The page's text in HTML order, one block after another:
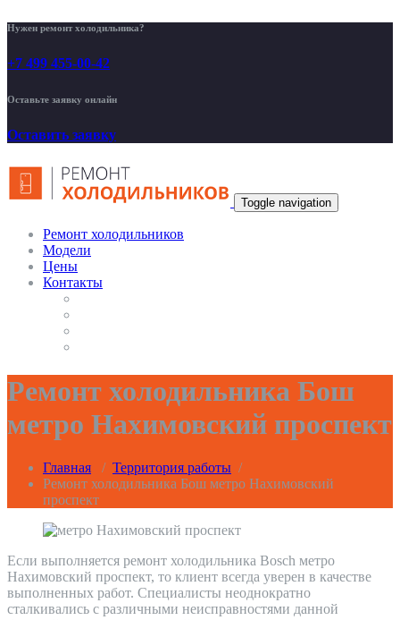
Нужен ремонт холодильника?
+7 499 455-00-42
Оставьте заявку онлайн
Оставить заявку
Toggle navigation
Ремонт холодильников
Модели
Цены
Контакты
Ремонт холодильника Бош
метро Нахимовский проспект
Главная / Территория работы /
Ремонт холодильника Бош метро Нахимовский
проспект
Если выполняется ремонт холодильника Bosch метро
Нахимовский проспект, то клиент всегда уверен в качестве
выполненных работ. Специалисты неоднократно
сталкивались с различными неисправностями данной